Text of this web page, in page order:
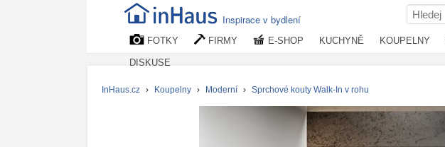
Inspirace v bydlení
FOTKY FIRMY E-SHOP KUCHYNĚ KOUPELNY
DISKUSE
InHaus.cz › Koupelny › Moderní › Sprchové kouty Walk-In v rohu